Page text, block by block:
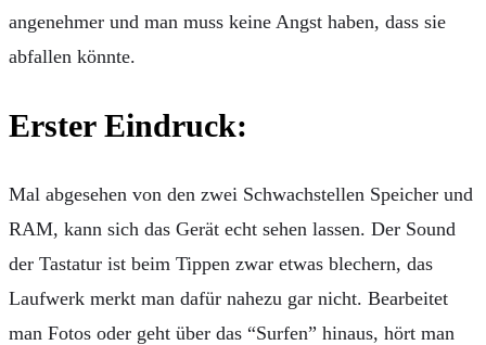
angenehmer und man muss keine Angst haben, dass sie
abfallen könnte.
Erster Eindruck:
Mal abgesehen von den zwei Schwachstellen Speicher und
RAM, kann sich das Gerät echt sehen lassen. Der Sound
der Tastatur ist beim Tippen zwar etwas blechern, das
Laufwerk merkt man dafür nahezu gar nicht. Bearbeitet
man Fotos oder geht über das “Surfen” hinaus, hört man